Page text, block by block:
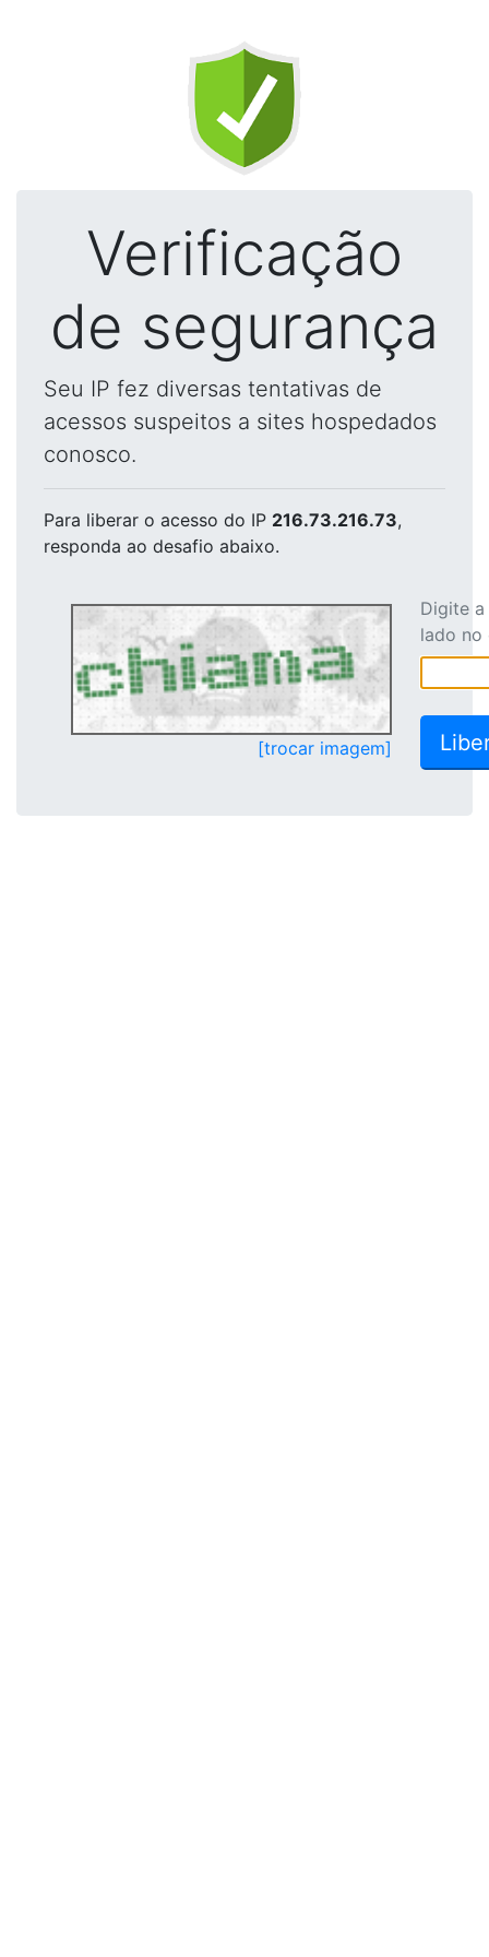
Verificação
de segurança
Seu IP fez diversas tentativas de
acessos suspeitos a sites hospedados
conosco.
Para liberar o acesso do IP 216.73.216.73,
responda ao desafio abaixo.
[trocar imagem]
Digite
lado no